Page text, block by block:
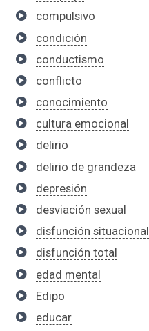
compulsivo
condición
conductismo
conflicto
conocimiento
cultura emocional
delirio
delirio de grandeza
depresión
desviación sexual
disfunción situacional
disfunción total
edad mental
Edipo
educar